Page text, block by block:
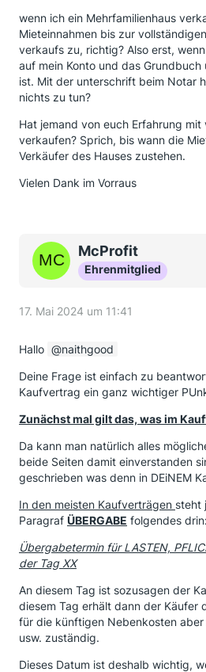
wenn ich ein Mehrfamilienhaus
Mieteinnahmen bis zur
verkaufs zu, richtig? Also erst,
auf mein Konto und das
ist. Mit der unterschrift beim Notar
nichts zu tun?
Hat jemand von euch Erfahrung
verkaufen? Sprich, bis wann die
Verkäufer des Hauses zustehen.
Vielen Dank im Vorraus
McProfit
Ehrenmitglied
17. Mai 2024 um 11:41
Hallo
naithgood
Deine Frage ist einfach zu
Kaufvertrag ein ganz wichtiger
Zunächst mal gilt das, was im
Da kann man natürlich alles
beide Seiten damit einverstanden
geschrieben was denn in DEiNEM
In den meisten Kaufverträgen steht
Paragraf ÜBERGABE folgendes drin:
Übergabetermin für LASTEN,
der Tag XX
An diesem Tag ist sozusagen der
diesem Tag erhält dann der Käufer
für die künftigen Nebenkosten
usw. zuständig.
Dieses Datum ist deshalb wichtig,